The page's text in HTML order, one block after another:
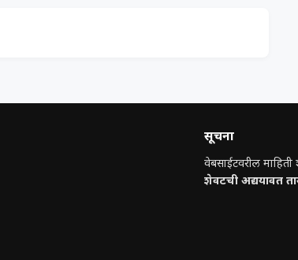
सूचना
वेबसाईटवरील माहिती
शेवटची अद्ययावत